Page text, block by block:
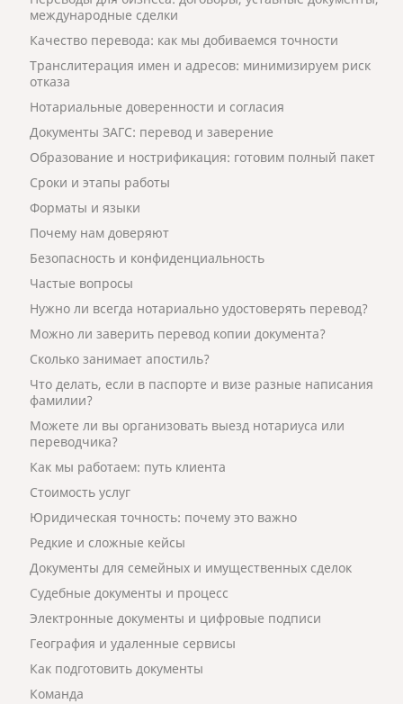
международные сделки
Качество перевода: как мы добиваемся точности
Транслитерация имен и адресов: минимизируем риск
отказа
Нотариальные доверенности и согласия
Документы ЗАГС: перевод и заверение
Образование и нострификация: готовим полный пакет
Сроки и этапы работы
Форматы и языки
Почему нам доверяют
Безопасность и конфиденциальность
Частые вопросы
Нужно ли всегда нотариально удостоверять перевод?
Можно ли заверить перевод копии документа?
Сколько занимает апостиль?
Что делать, если в паспорте и визе разные написания
фамилии?
Можете ли вы организовать выезд нотариуса или
переводчика?
Как мы работаем: путь клиента
Стоимость услуг
Юридическая точность: почему это важно
Редкие и сложные кейсы
Документы для семейных и имущественных сделок
Судебные документы и процесс
Электронные документы и цифровые подписи
География и удаленные сервисы
Как подготовить документы
Команда